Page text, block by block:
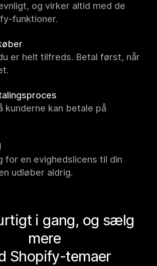
og virker altid med de
funktioner.
er helt tilfreds. Betal først, når
kunderne kan betale på
for en evighedslicens til din
udløber aldrig.
i gang, og sælg
mere
Shopify-temaer